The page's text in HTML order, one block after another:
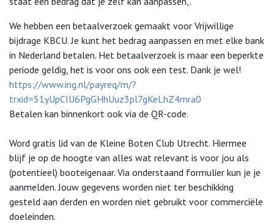
We hebben een betaalverzoek gemaakt voor Vrijwillige
bijdrage KBCU. Je kunt het bedrag aanpassen en met elke bank
in Nederland betalen. Het betaalverzoek is maar een beperkte
periode geldig, het is voor ons ook een test. Dank je wel!
https://www.ing.nl/payreq/m/?
trxid=51yUpCIU6PgGHhUuz3pl7gKeLhZ4mra0
Betalen kan binnenkort ook via de QR-code.
Word gratis lid van de Kleine Boten Club Utrecht. Hiermee
blijf je op de hoogte van alles wat relevant is voor jou als
(potentieel) booteigenaar. Via onderstaand formulier kun je je
aanmelden. Jouw gegevens worden niet ter beschikking
gesteld aan derden en worden niet gebruikt voor commerciële
doeleinden.